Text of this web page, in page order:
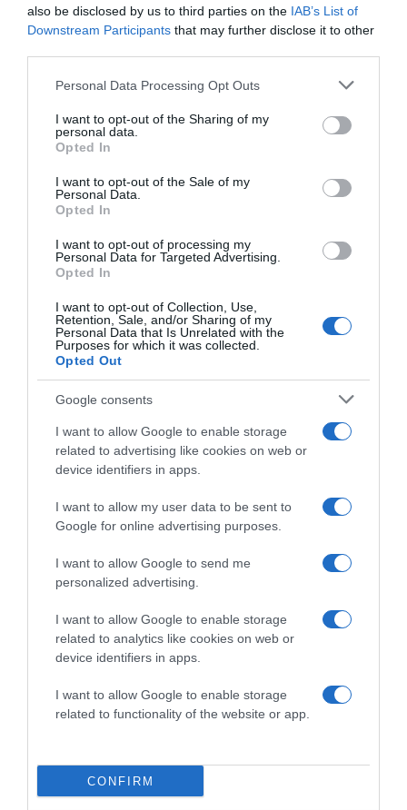
also be disclosed by us to third parties on the IAB’s List of
Downstream Participants that may further disclose it to other
Please note that this website/app uses one or more Google
not limited to your visit or usage behaviour. You may click to
grant or deny consent to Google and its third-party tags to
use your data for below specified purposes in below Google
consent section.
Personal Data Processing Opt Outs
I want to opt-out of the Sharing of my
personal data.
Opted In
I want to opt-out of the Sale of my
Personal Data.
Opted In
I want to opt-out of processing my
Personal Data for Targeted Advertising.
Opted In
I want to opt-out of Collection, Use,
Retention, Sale, and/or Sharing of my
Personal Data that Is Unrelated with the
Purposes for which it was collected.
Opted Out
Google consents
I want to allow Google to enable storage
related to advertising like cookies on web or
device identifiers in apps.
I want to allow my user data to be sent to
Google for online advertising purposes.
I want to allow Google to send me
personalized advertising.
I want to allow Google to enable storage
related to analytics like cookies on web or
device identifiers in apps.
I want to allow Google to enable storage
related to functionality of the website or app.
CONFIRM
Munka: kb. 40 perc
Fogyasztható: kb. 2 óra múlva
Megosztás: Facebook Twitter Pinterest
Címkék: recept
Korábbi bejegyzések
HASONLÓ BEJEGYZÉSEK
2026-08-08.